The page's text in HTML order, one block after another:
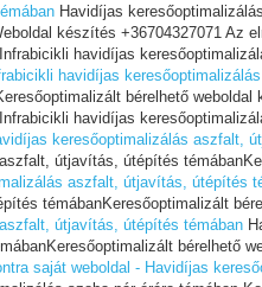
Havidíjas
készítés +36704327071 Az
Infrabicikli havidíjas
havidíjas keresőoptimalizálás
bérelhető weboldal
Infrabicikli havidíjas
keresőoptimalizálás aszfalt,
útjavítás, útépítés
aszfalt, útjavítás, útépítés
témábanKeresőoptimalizált
útjavítás, útépítés témában
bérelhető
saját weboldal - Havidíjas